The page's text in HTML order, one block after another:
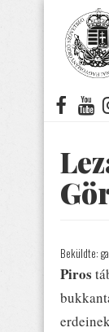
Beküldte:
Piros